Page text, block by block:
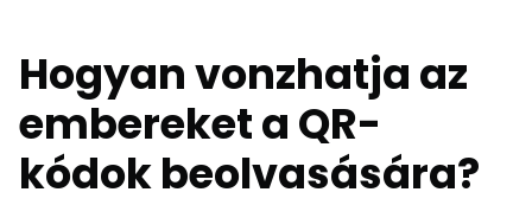
Hogyan vonzhatja az
embereket a QR-
kódok beolvasására?